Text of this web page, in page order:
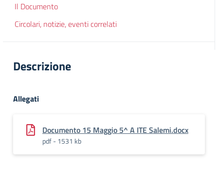
Il Documento
Circolari, notizie, eventi correlati
Descrizione
Allegati
Documento 15 Maggio 5^ A ITE Salemi.docx
pdf - 1531 kb